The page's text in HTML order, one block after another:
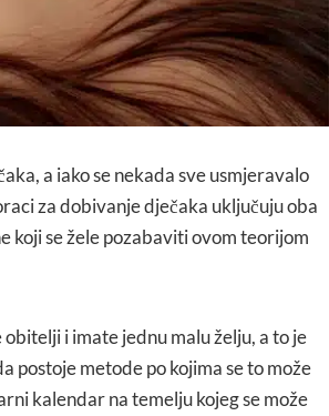
a iako se nekada sve usmjeravalo
za dobivanje dječaka uključuju oba
koji se žele pozabaviti ovom teorijom
i imate jednu malu želju, a to je
postoje metode po kojima se to može
kalendar na temelju kojeg se može